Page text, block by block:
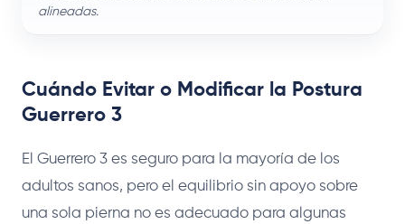
alineadas.
Cuándo Evitar o Modificar la Postura
Guerrero 3
El Guerrero 3 es seguro para la mayoría de los
adultos sanos, pero el equilibrio sin apoyo sobre
una sola pierna no es adecuado para algunas